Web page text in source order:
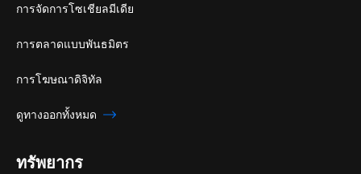
การจัดการโซเชียลมีเดีย
การตลาดแบบพันธมิตร
การโฆษณาดิจิทัล
ดูทางออกทั้งหมด
ทรัพยากร